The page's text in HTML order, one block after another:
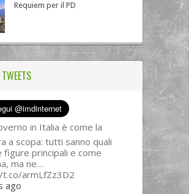
Requiem per il PD
in Italia è come la
a scopa: tutti sanno quali
figure principali e come
ma ne…
armLfZz3D2
ago